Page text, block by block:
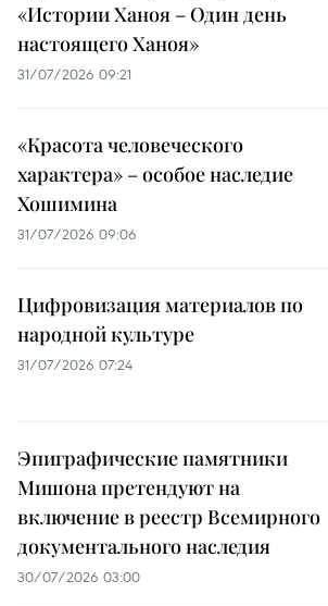
«Истории Ханоя – Один день
настоящего Ханоя»
31/07/2026 09:21
«Красота человеческого
характера» – особое наследие
Хошимина
31/07/2026 09:06
Цифровизация материалов по
народной культуре
31/07/2026 07:24
Эпиграфические памятники
Мишона претендуют на
включение в реестр Всемирного
документального наследия
30/07/2026 03:00